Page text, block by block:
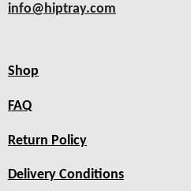
info@hiptray.com
Shop
FAQ
Return Policy
Delivery Conditions